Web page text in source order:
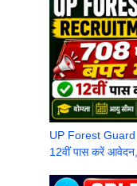
UP Forest Guard
12वीं पास करें आवेदन,